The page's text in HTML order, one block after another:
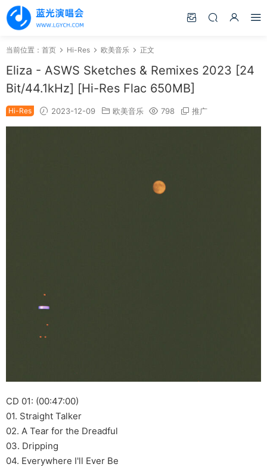
当前位置： 首页 Hi-Res 欧美音乐 正文
Eliza - ASWS Sketches & Remixes 2023 [24
Bit/44.1kHz] [Hi-Res Flac 650MB]
Hi-Res 2023-12-09 欧美音乐 798 推广
CD 01: (00:47:00)
01. Straight Talker
02. A Tear for the Dreadful
03. Dripping
04. Everywhere I'll Ever Be